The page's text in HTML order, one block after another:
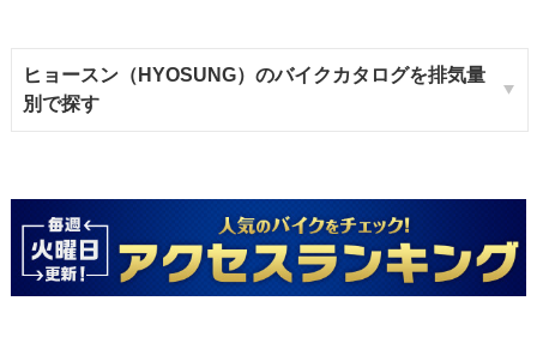
ヒョースン（HYOSUNG）のバイクカタログを排気量
別で探す